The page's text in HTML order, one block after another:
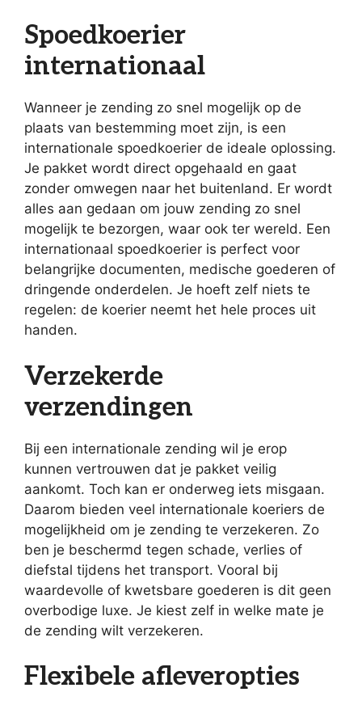
Spoedkoerier
internationaal
Wanneer je zending zo snel mogelijk op de
plaats van bestemming moet zijn, is een
internationale spoedkoerier de ideale oplossing.
Je pakket wordt direct opgehaald en gaat
zonder omwegen naar het buitenland. Er wordt
alles aan gedaan om jouw zending zo snel
mogelijk te bezorgen, waar ook ter wereld. Een
internationaal spoedkoerier is perfect voor
belangrijke documenten, medische goederen of
dringende onderdelen. Je hoeft zelf niets te
regelen: de koerier neemt het hele proces uit
handen.
Verzekerde
verzendingen
Bij een internationale zending wil je erop
kunnen vertrouwen dat je pakket veilig
aankomt. Toch kan er onderweg iets misgaan.
Daarom bieden veel internationale koeriers de
mogelijkheid om je zending te verzekeren. Zo
ben je beschermd tegen schade, verlies of
diefstal tijdens het transport. Vooral bij
waardevolle of kwetsbare goederen is dit geen
overbodige luxe. Je kiest zelf in welke mate je
de zending wilt verzekeren.
Flexibele afleveropties